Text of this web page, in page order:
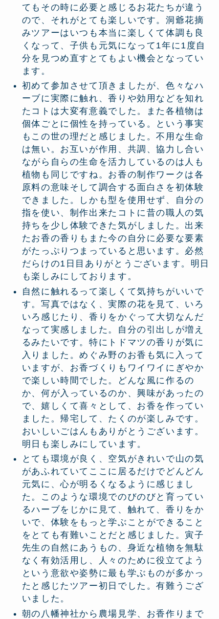
てもその時に必要と感じるお花たちが違う
ので、それがとても楽しいです。洞爺花摘
みツアーはいつも本当に楽しくて体調も良
くなって、子供も元気になって1年に1度自
分を見つめ直すとてもよい機会となってい
ます。
初めて参加させて頂きましたが、色々なハ
ーブに実際に触れ、香りや効用などを知れ
たコトは大変有意義でした。また各植物は
個体ごとに個性を持っている。という事実
もこの世の理だと感じました。不用な生命
は無い。お互いが作用、共調、協力し合い
ながら自らの生命を活力しているのは人も
植物も同じですね。お香の制作ワークは各
原料の意味そして調合する面白さを初体験
できました。しかも型を使用せず、自分の
指を使い、制作出来たコトに昔の職人の気
持ちを少し体験できた気がしました。出来
たお香の香りもまた今の自分に必要な要素
がたっぷりつまっていると思います。必然
だらけの1日目ありがとうございます。明日
も楽しみにしております。
自然に触れるって楽しくて気持ちがいいで
す。写真ではなく、実際の花を見て、いろ
いろ感じたり、香りをかぐって大切なんだ
なって実感しました。自分の引出しが増え
るみたいです。特にトドマツの香りが気に
入りました。めぐみ野のお香も気に入って
いますが、お香づくりもワイワイにぎやか
で楽しい時間でした。どんな風に作るの
か、何が入っているのか、興味があったの
で、嬉しくて喜々として、お香を作ってい
ました。帰宅して、たくのが楽しみです。
おいしいごはんもありがとうございます。
明日も楽しみにしています。
とても環境が良く、空気がきれいで山の気
があふれていてここに居るだけでどんどん
元気に、心が明るくなるように感じまし
た。このような環境でのびのびと育ってい
るハーブをじかに見て、触れて、香りをか
いで、体験をもっと学ぶことができること
をとても有難いことだと感じました。寅子
先生の自然にあうもの、身近な植物を無駄
なく有効活用し、人々のために役立てよう
という意欲や姿勢に最も学ぶものが多かっ
たと感じたツアー初日でした。有難うござ
いました。
朝の八幡神社から農場見学、お香作りまで